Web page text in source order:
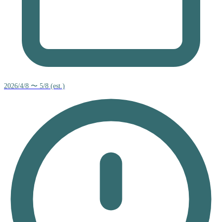
2026/4/8 〜 5/8 (est.)